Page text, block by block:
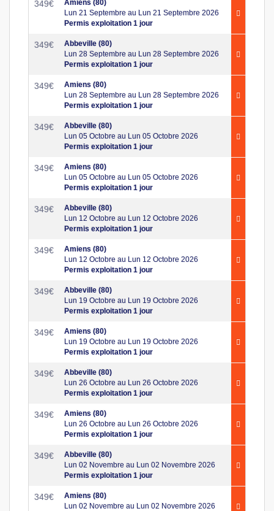
349€
Amiens (80)
Lun 21 Septembre au Lun 21 Septembre 2026
Permis exploitation 1 jour
349€
Abbeville (80)
Lun 28 Septembre au Lun 28 Septembre 2026
Permis exploitation 1 jour
349€
Amiens (80)
Lun 28 Septembre au Lun 28 Septembre 2026
Permis exploitation 1 jour
349€
Abbeville (80)
Lun 05 Octobre au Lun 05 Octobre 2026
Permis exploitation 1 jour
349€
Amiens (80)
Lun 05 Octobre au Lun 05 Octobre 2026
Permis exploitation 1 jour
349€
Abbeville (80)
Lun 12 Octobre au Lun 12 Octobre 2026
Permis exploitation 1 jour
349€
Amiens (80)
Lun 12 Octobre au Lun 12 Octobre 2026
Permis exploitation 1 jour
349€
Abbeville (80)
Lun 19 Octobre au Lun 19 Octobre 2026
Permis exploitation 1 jour
349€
Amiens (80)
Lun 19 Octobre au Lun 19 Octobre 2026
Permis exploitation 1 jour
349€
Abbeville (80)
Lun 26 Octobre au Lun 26 Octobre 2026
Permis exploitation 1 jour
349€
Amiens (80)
Lun 26 Octobre au Lun 26 Octobre 2026
Permis exploitation 1 jour
349€
Abbeville (80)
Lun 02 Novembre au Lun 02 Novembre 2026
Permis exploitation 1 jour
349€
Amiens (80)
Lun 02 Novembre au Lun 02 Novembre 2026